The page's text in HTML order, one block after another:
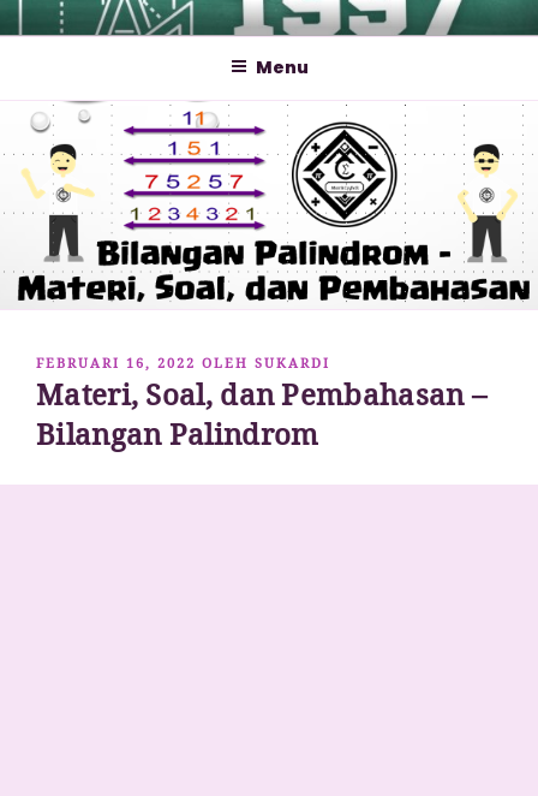
Lompat
ke MATHCYBER1997
God used beautiful mathematics in creating the world – Paul
Menu
DIPOSKAN
PADA
FEBRUARI 16, 2022 OLEH SUKARDI
Materi, Soal, dan Pembahasan –
Bilangan Palindrom